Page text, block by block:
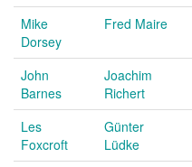
Mike
Dorsey
Fred Maire
John
Barnes
Joachim
Richert
Les
Foxcroft
Günter
Lüdke